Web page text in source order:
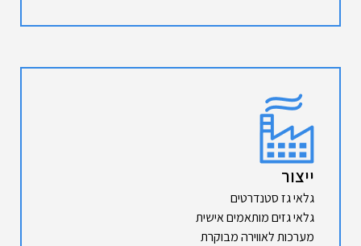
ייצור
גלאי גז סטנדרטים
גלאי גזים מותאמים אישית
מערכות לאווירה מבוקרת